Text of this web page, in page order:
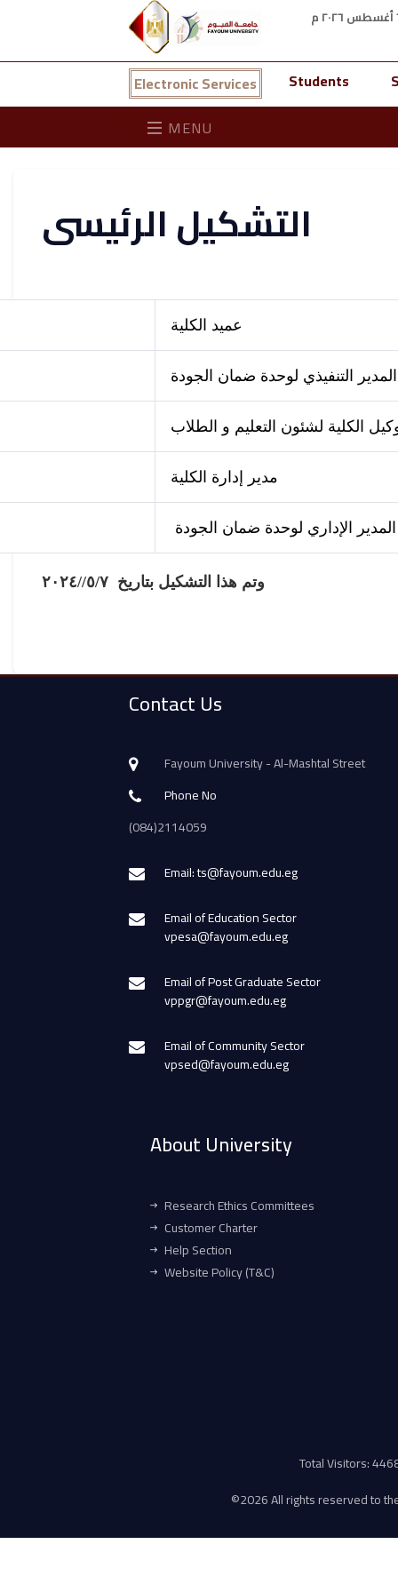
Electronic Services Students
MENU
التشكيل الرئيسى
عميد الكلية
التنفيذي لوحدة ضمان الجودة
الكلية لشئون التعليم و الطلاب
مدير إدارة الكلية
المدير الإداري لوحدة ضمان الجودة
وتم هذا التشكيل بتاريخ ٥/٧/ /٢٠٢٤
Contact Us
Fayoum University - Al-Mashtal Street
Phone No
(084)2114059
Email: ts@fayoum.edu.eg
Email of Education Sector
vpesa@fayoum.edu.eg
Email of Post Graduate Sector
vppgr@fayoum.edu.eg
Email of Community Sector
vpsed@fayoum.edu.eg
About University
Research Ethics Committees
Customer Charter
Help Section
Website Policy (T&C)
Total Visitors:
©2026 All rights reserved to